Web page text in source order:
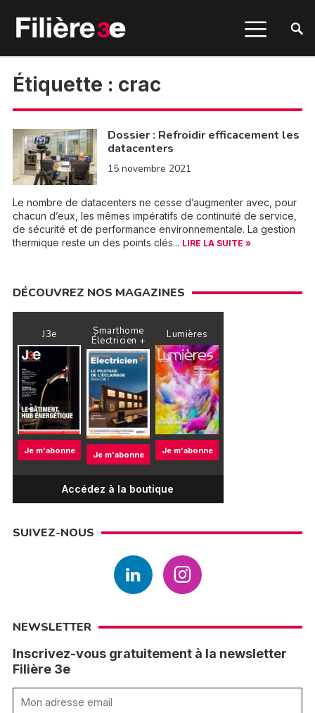
Étiquette : crac
Dossier : Refroidir efficacement les
datacenters
15 novembre 2021
Le nombre de datacenters ne cesse d’augmenter avec, pour
chacun d’eux, les mêmes impératifs de continuité de service,
de sécurité et de performance environnementale. La gestion
thermique reste un des points clés... LIRE LA SUITE »
DÉCOUVREZ NOS MAGAZINES
J3e
Je m'abonne
Smarthome
Électricien +
Je m'abonne
Lumières
Je m'abonne
Accédez à la boutique
SUIVEZ-NOUS
NEWSLETTER
Inscrivez-vous gratuitement à la newsletter
Filière 3e